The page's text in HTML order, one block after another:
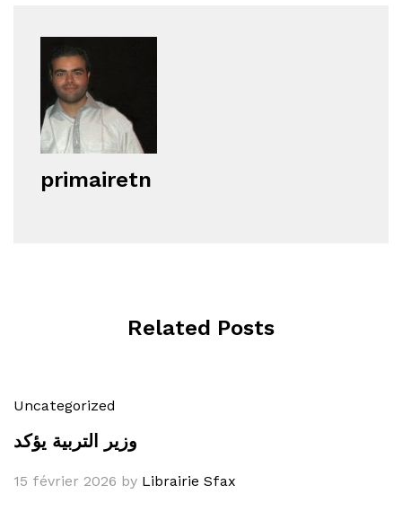
primairetn
Related Posts
Uncategorized
وزير التربية يؤكد
15 février 2026 by Librairie Sfax